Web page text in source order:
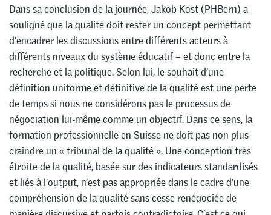
Dans sa conclusion de la journée, Jakob Kost (PHBern) a
souligné que la qualité doit rester un concept permettant
d’encadrer les discussions entre différents acteurs à
différents niveaux du système éducatif – et donc entre la
recherche et la politique. Selon lui, le souhait d’une
définition uniforme et définitive de la qualité est une perte
de temps si nous ne considérons pas le processus de
négociation lui-même comme un objectif. Dans ce sens, la
formation professionnelle en Suisse ne doit pas non plus
craindre un « tribunal de la qualité ». Une conception très
étroite de la qualité, basée sur des indicateurs standardisés
et liés à l’output, n’est pas appropriée dans le cadre d’une
compréhension de la qualité sans cesse renégociée de